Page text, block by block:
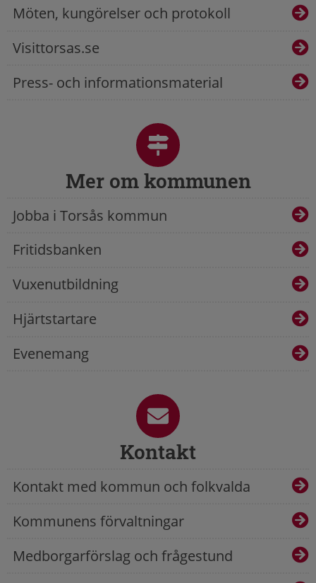
Möten, kungörelser och protokoll
Visittorsas.se
Press- och informationsmaterial
Mer om kommunen
Jobba i Torsås kommun
Fritidsbanken
Vuxenutbildning
Hjärtstartare
Evenemang
Kontakt
Kontakt med kommun och folkvalda
Kommunens förvaltningar
Medborgarförslag och frågestund